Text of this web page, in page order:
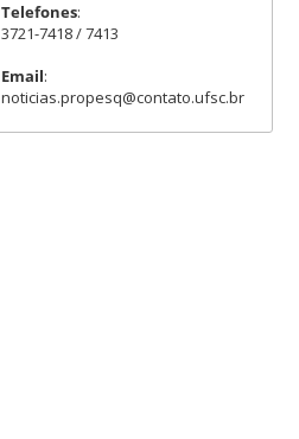
Telefones:
3721-7418 / 7413
Email:
noticias.propesq@contato.ufsc.br